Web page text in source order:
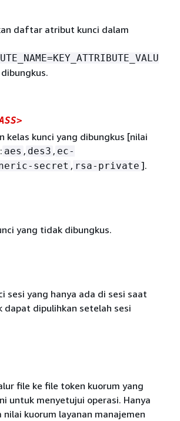
daftar atribut kunci dalam
kelas kunci yang dibungkus [nilai
aes , des3 , ec-
secret , rsa-private ].
yang tidak dibungkus.
sesi yang hanya ada di sesi saat
dapat dipulihkan setelah sesi
file ke file token kuorum yang
untuk menyetujui operasi. Hanya
nilai kuorum layanan manajemen